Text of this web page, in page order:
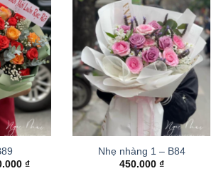
₫Giá
Nhẹ nhàng 1 – B84
450.000 ₫